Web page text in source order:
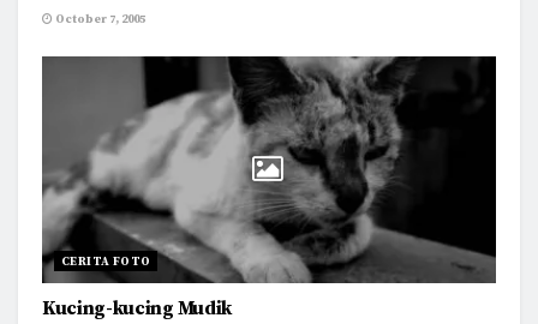
October 7, 2005
CERITA FOTO
Kucing-kucing Mudik